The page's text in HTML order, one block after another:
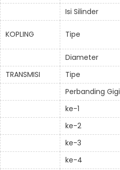
Isi Silinder
KOPLING Tipe
Diameter
TRANSMISI
Tipe
Perbanding Gigi
ke-1
ke-2
ke-3
ke-4